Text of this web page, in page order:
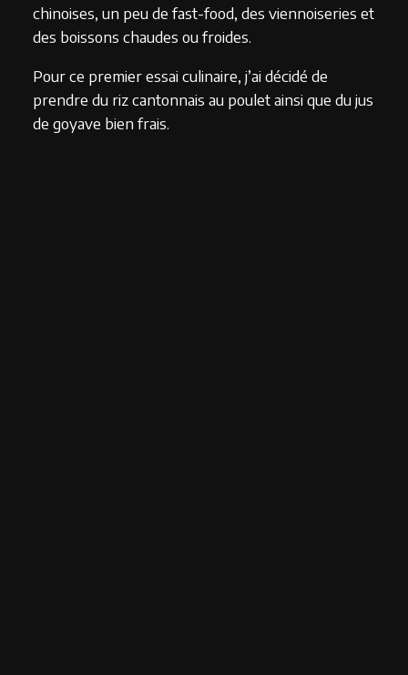
chinoises, un peu de fast-food, des viennoiseries et
des boissons chaudes ou froides.
Pour ce premier essai culinaire, j’ai décidé de
prendre du riz cantonnais au poulet ainsi que du jus
de goyave bien frais.